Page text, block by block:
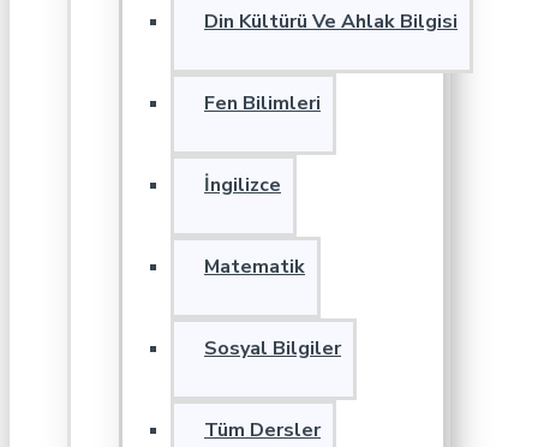
Din Kültürü Ve Ahlak Bilgisi
Fen Bilimleri
İngilizce
Matematik
Sosyal Bilgiler
Tüm Dersler